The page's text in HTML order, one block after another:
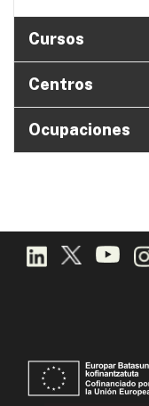
Cursos
Centros
Ocupaciones